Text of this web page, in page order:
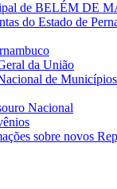
de BELÉM DE
do Estado de
da União
de
Nacional
sobre novos